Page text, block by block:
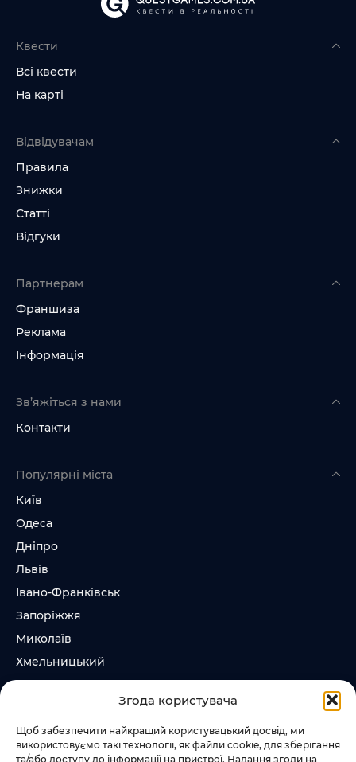
Згода користувача
Щоб забезпечити найкращий користувацький досвід, ми
використовуємо такі технології, як файли cookie, для зберігання
та/або доступу до інформації на пристрої. Надання згоди на
Квести
Всі квести
На карті
Відвідувачам
Правила
Знижки
Статті
Відгуки
Партнерам
Франшиза
Реклама
Інформація
Зв’яжіться з нами
Контакти
Популярні міста
Київ
Одеса
Дніпро
Львів
Івано-Франківськ
Запоріжжя
Миколаїв
Хмельницький
Суми
Слідкувати за нами